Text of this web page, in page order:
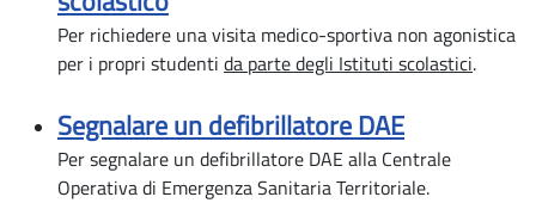
Per richiedere una visita medico-sportiva non agonistica
per i propri studenti da parte degli Istituti scolastici.
Segnalare un defibrillatore DAE
Per segnalare un defibrillatore DAE alla Centrale
Operativa di Emergenza Sanitaria Territoriale.